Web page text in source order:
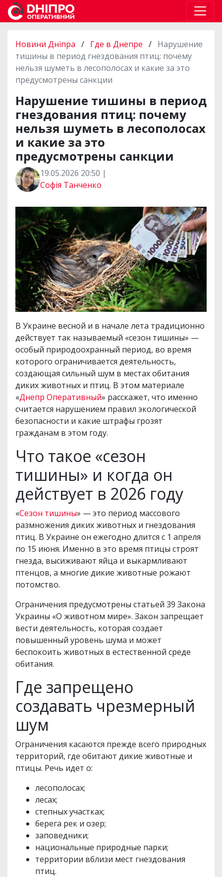
Новини Дніпра / Где в Днепре / Нарушение
тишины в период гнездования птиц: почему
нельзя шуметь в лесополосах и какие за это
предусмотрены санкции
Нарушение тишины в период
гнездования птиц: почему
нельзя шуметь в лесополосах
и какие за это
предусмотрены санкции
19.05.2026 20:50 |
Софія Танченко
В Украине весной и в начале лета традиционно
действует так называемый «сезон тишины» —
особый природоохранный период, во время
которого ограничивается деятельность,
создающая сильный шум в местах обитания
диких животных и птиц. В этом материале
«Днепр Оперативный» расскажет, что именно
считается нарушением правил экологической
безопасности и какие штрафы грозят
гражданам в этом году.
Что такое «сезон
тишины» и когда он
действует в 2026 году
«Сезон тишины» — это период массового
размножения диких животных и гнездования
птиц. В Украине он ежегодно длится с 1 апреля
по 15 июня. Именно в это время птицы строят
гнезда, высиживают яйца и выкармливают
птенцов, а многие дикие животные рожают
потомство.
Ограничения предусмотрены статьей 39 Закона
Украины «О животном мире». Закон запрещает
вести деятельность, которая создает
повышенный уровень шума и может
беспокоить животных в естественной среде
обитания.
Где запрещено
создавать чрезмерный
шум
Ограничения касаются прежде всего природных
территорий, где обитают дикие животные и
птицы. Речь идет о:
лесополосах;
лесах;
степных участках;
берега рек и озер;
заповедники;
национальные природные парки;
территории вблизи мест гнездования
птиц.